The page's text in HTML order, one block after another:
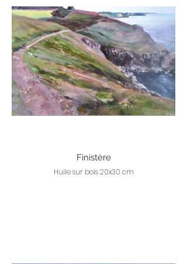
Finistère
Huile sur bois 20x30 cm